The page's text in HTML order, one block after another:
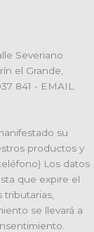
Severiano
el Grande,
841 - EMAIL
su
productos y
Los datos
que expire el
se llevará a